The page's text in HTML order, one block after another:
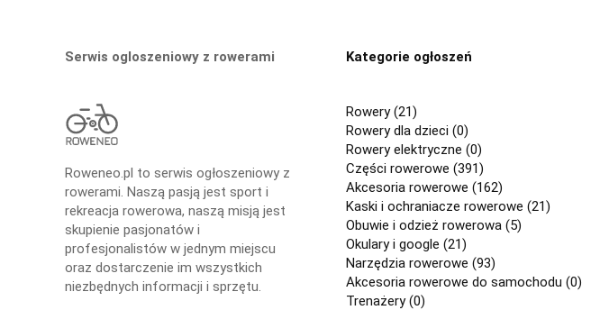
Serwis ogloszeniowy z rowerami
Roweneo.pl to serwis ogłoszeniowy z
rowerami. Naszą pasją jest sport i
rekreacja rowerowa, naszą misją jest
skupienie pasjonatów i
profesjonalistów w jednym miejscu
oraz dostarczenie im wszystkich
niezbędnych informacji i sprzętu.
Kategorie ogłoszeń
Rowery (21)
Rowery dla dzieci (0)
Rowery elektryczne (0)
Części rowerowe (391)
Akcesoria rowerowe (162)
Kaski i ochraniacze rowerowe (21)
Obuwie i odzież rowerowa (5)
Okulary i google (21)
Narzędzia rowerowe (93)
Akcesoria rowerowe do samochodu (0)
Trenażery (0)